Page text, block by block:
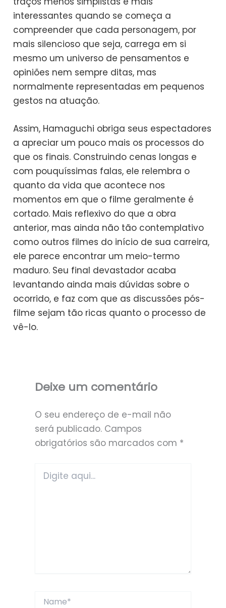
interessantes quando se começa a
compreender que cada personagem, por
mais silencioso que seja, carrega em si
mesmo um universo de pensamentos e
opiniões nem sempre ditas, mas
normalmente representadas em pequenos
gestos na atuação.
Assim, Hamaguchi obriga seus espectadores
a apreciar um pouco mais os processos do
que os finais. Construindo cenas longas e
com pouquíssimas falas, ele relembra o
quanto da vida que acontece nos
momentos em que o filme geralmente é
cortado. Mais reflexivo do que a obra
anterior, mas ainda não tão contemplativo
como outros filmes do início de sua carreira,
ele parece encontrar um meio-termo
maduro. Seu final devastador acaba
levantando ainda mais dúvidas sobre o
ocorrido, e faz com que as discussões pós-
filme sejam tão ricas quanto o processo de
vê-lo.
Deixe um comentário
O seu endereço de e-mail não
será publicado. Campos
obrigatórios são marcados com *
aqui...